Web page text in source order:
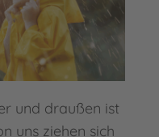
und draußen ist
uns ziehen sich